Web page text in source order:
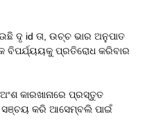
ଦୃ id ତା, ଉଚ୍ଚ ଭାର ଅନୁପାତ
ବିପର୍ଯ୍ୟୟକୁ ପ୍ରତିରୋଧ କରିବାର
କାରଖାନାରେ ପ୍ରସ୍ତୁତ
ସଞ୍ଚୟ କରି ଆସେମ୍ବଲି ପାଇଁ